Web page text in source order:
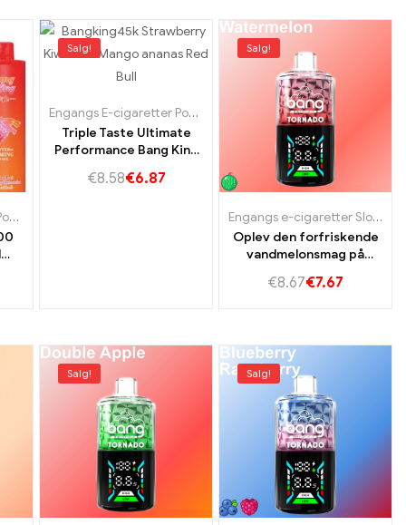
,Engangs e-cigaretter Ungarn
Engangs E-cigaretter Portugal Engangs e-cigaretter Slovakiet,Engangs e-cigaretter Ungarn
Salg!
Engangs E-cigaretter Portugal
Engangs e-cigaretter
Triple Taste Ultimate
Performance Bang King
Kiwi og Sour Mango
€8.58€6.87
Salg!
Engangs e-cigaretter Slovakiet
Oplev den forfriskende
vandmelonsmag på
40K Vape
€8.67€7.67
Salg! Salg!